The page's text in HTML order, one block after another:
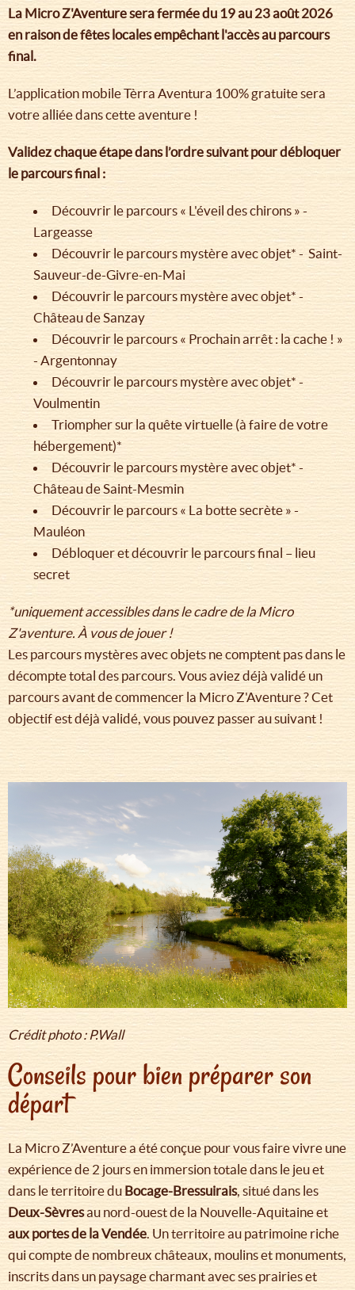
La Micro Z'Aventure sera fermée du 19 au 23 août 2026
en raison de fêtes locales empêchant l'accès au parcours
final.
L’application mobile Tèrra Aventura 100% gratuite sera
votre alliée dans cette aventure !
Validez chaque étape dans l’ordre suivant pour débloquer
le parcours final :
Découvrir le parcours « L'éveil des chirons » -
Largeasse
Découvrir le parcours mystère avec objet* - Saint-
Sauveur-de-Givre-en-Mai
Découvrir le parcours mystère avec objet* -
Château de Sanzay
Découvrir le parcours « Prochain arrêt : la cache ! »
- Argentonnay
Découvrir le parcours mystère avec objet* -
Voulmentin
Triompher sur la quête virtuelle (à faire de votre
hébergement)*
Découvrir le parcours mystère avec objet* -
Château de Saint-Mesmin
Découvrir le parcours « La botte secrète » -
Mauléon
Débloquer et découvrir le parcours final – lieu
secret
*uniquement accessibles dans le cadre de la Micro
Z'aventure. À vous de jouer !
Les parcours mystères avec objets ne comptent pas dans le
décompte total des parcours. Vous aviez déjà validé un
parcours avant de commencer la Micro Z'Aventure ? Cet
objectif est déjà validé, vous pouvez passer au suivant !
Crédit photo : P.Wall
Conseils pour bien préparer son
départ
La Micro Z’Aventure a été conçue pour vous faire vivre une
expérience de 2 jours en immersion totale dans le jeu et
dans le territoire du Bocage-Bressuirais, situé dans les
Deux-Sèvresau nord-ouest de la Nouvelle-Aquitaine et
aux portes de la Vendée . Un territoire au patrimoine riche
qui compte de nombreux châteaux, moulins et monuments,
inscrits dans un paysage charmant avec ses prairies et